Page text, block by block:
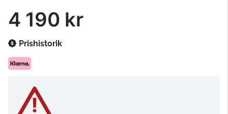
4 190 kr
Prishistorik